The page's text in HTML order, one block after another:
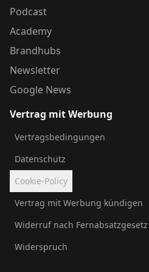
Podcast
Academy
Brandhubs
Newsletter
Google News
Vertrag mit Werbung
Vertragsbedingungen
Datenschutz
Cookie-Policy
Vertrag mit Werbung kündigen
Widerruf nach Fernabsatzgesetz
Widerspruch